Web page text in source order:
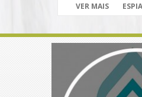
VER MAIS